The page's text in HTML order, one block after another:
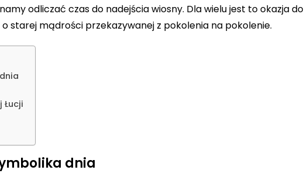
odliczać czas do nadejścia wiosny. Dla wielu jest to okazja do
starej mądrości przekazywanej z pokolenia na pokolenie.
Łucji
dnia